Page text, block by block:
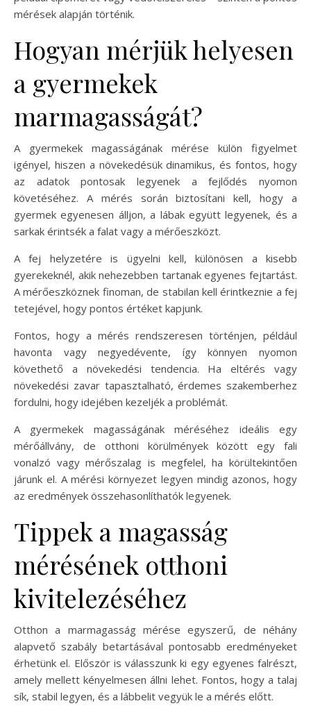
mérések alapján történik.
Hogyan mérjük helyesen
a gyermekek
marmagasságát?
A gyermekek magasságának mérése külön figyelmet
igényel, hiszen a növekedésük dinamikus, és fontos, hogy
az adatok pontosak legyenek a fejlődés nyomon
követéséhez. A mérés során biztosítani kell, hogy a
gyermek egyenesen álljon, a lábak együtt legyenek, és a
sarkak érintsék a falat vagy a mérőeszközt.
A fej helyzetére is ügyelni kell, különösen a kisebb
gyerekeknél, akik nehezebben tartanak egyenes fejtartást.
A mérőeszköznek finoman, de stabilan kell érintkeznie a fej
tetejével, hogy pontos értéket kapjunk.
Fontos, hogy a mérés rendszeresen történjen, például
havonta vagy negyedévente, így könnyen nyomon
követhető a növekedési tendencia. Ha eltérés vagy
növekedési zavar tapasztalható, érdemes szakemberhez
fordulni, hogy idejében kezeljék a problémát.
A gyermekek magasságának méréséhez ideális egy
mérőállvány, de otthoni körülmények között egy fali
vonalzó vagy mérőszalag is megfelel, ha körültekintően
járunk el. A mérési környezet legyen mindig azonos, hogy
az eredmények összehasonlíthatók legyenek.
Tippek a magasság
mérésének otthoni
kivitelezéséhez
Otthon a marmagasság mérése egyszerű, de néhány
alapvető szabály betartásával pontosabb eredményeket
érhetünk el. Először is válasszunk ki egy egyenes falrészt,
amely mellett kényelmesen állni lehet. Fontos, hogy a talaj
sík, stabil legyen, és a lábbelit vegyük le a mérés előtt.